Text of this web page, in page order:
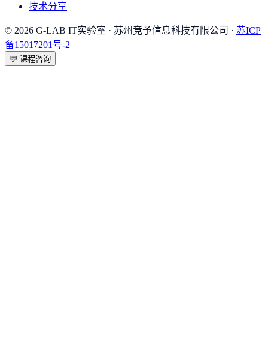
技术分享
© 2026 G-LAB IT实验室 · 苏州竞予信息科技有限公司 · 苏ICP
备15017201号-2
💬 课程咨询